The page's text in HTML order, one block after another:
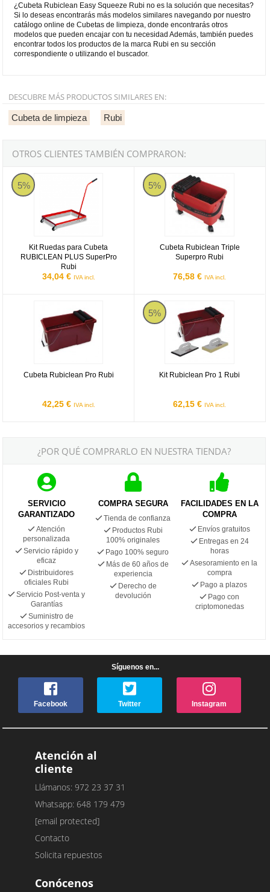
¿Cubeta Rubiclean Easy Squeeze Rubi no es la solución que necesitas?
Si lo deseas encontrarás más modelos similares navegando por nuestro
catálogo online de Cubetas de limpieza, donde encontrarás otros
modelos que pueden encajar con tu necesidad Además, también puedes
encontrar todos los productos de la marca Rubi en su sección
correspondiente o utilizando el buscador.
DESCUBRE MÁS PRODUCTOS SIMILARES EN:
Cubeta de limpieza Rubi
OTROS CLIENTES TAMBIÉN COMPRARON:
5%
Kit Ruedas para Cubeta
RUBICLEAN PLUS SuperPro
Rubi
34,04 € IVA incl.
Kit Ruedas para Cubeta RUBICLEAN PLUS SuperPro Rubi
5%
Cubeta Rubiclean Triple
Superpro Rubi
76,58 € IVA incl.
Cubeta Rubiclean Triple Superpro
Cubeta Rubiclean Pro Rubi
42,25 € IVA incl.
5%
Kit Rubiclean Pro 1 Rubi
62,15 € IVA incl.
Kit Rubiclean Pro 1 Rubi
¿POR QUÉ COMPRARLO EN NUESTRA TIENDA?
SERVICIO
GARANTIZADO
Atención
personalizada
Servicio rápido y
eficaz
Distribuidores
oficiales Rubi
Servicio Post-venta y
Garantías
Suministro de
accesorios y recambios
COMPRA SEGURA
Tienda de confianza
Productos Rubi
100% originales
Pago 100% seguro
Más de 60 años de
experiencia
Derecho de
devolución
FACILIDADES EN LA
COMPRA
Envíos gratuitos
Entregas en 24
horas
Asesoramiento en la
compra
Pago a plazos
Pago con
criptomonedas
Síguenos en...
Facebook Twitter Instagram
Atención al
cliente
Llámanos: 972 23 37 31
Whatsapp: 648 179 479
[email protected]
Contacto
Solicita repuestos
Conócenos